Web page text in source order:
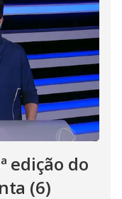
edição do
(6)